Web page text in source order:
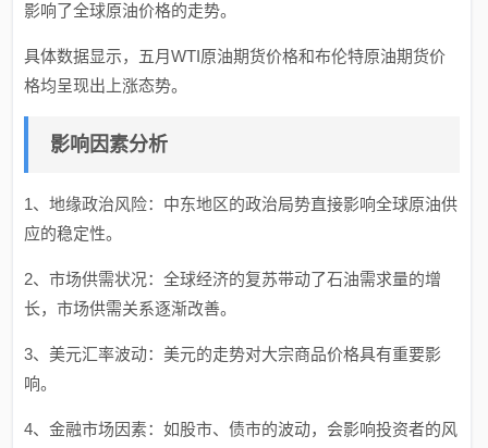
影响了全球原油价格的走势。
具体数据显示，五月WTI原油期货价格和布伦特原油期货价
格均呈现出上涨态势。
影响因素分析
1、地缘政治风险：中东地区的政治局势直接影响全球原油供
应的稳定性。
2、市场供需状况：全球经济的复苏带动了石油需求量的增
长，市场供需关系逐渐改善。
3、美元汇率波动：美元的走势对大宗商品价格具有重要影
响。
4、金融市场因素：如股市、债市的波动，会影响投资者的风